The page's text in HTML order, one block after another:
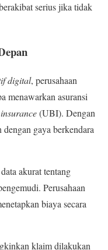
serius jika tidak
digital, perusahaan
menawarkan asuransi
(UBI). Dengan
gaya berkendara
akurat tentang
Perusahaan
biaya secara
klaim dilakukan